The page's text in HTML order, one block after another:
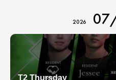
2026
T2 Thursday